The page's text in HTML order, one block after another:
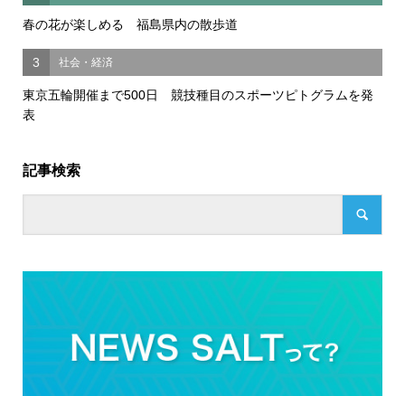
春の花が楽しめる 福島県内の散歩道
3 社会・経済
東京五輪開催まで500日 競技種目のスポーツピトグラムを発
表
記事検索